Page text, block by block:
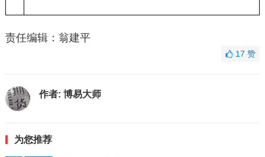
责任编辑：翁建平
17赞
作者: 博易大师
为您推荐